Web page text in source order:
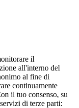
il
all'interno del
al fine di
continuamente
il tuo consenso, su
di terze parti: